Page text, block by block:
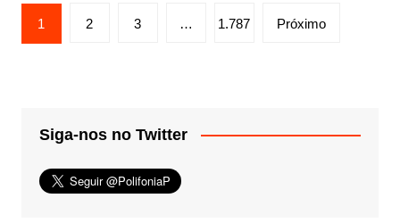
Paginação
de
1 2 3 … 1.787 Próximo
Siga-nos no Twitter